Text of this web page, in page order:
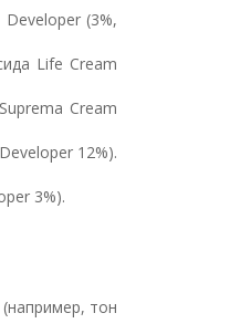
(3%,
Life Cream
Cream
12%).
3%).
тон